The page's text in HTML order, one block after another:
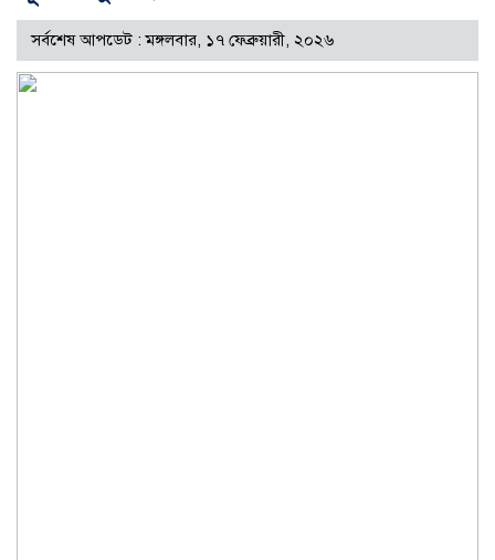
সর্বশেষ আপডেট : মঙ্গলবার, ১৭ ফেব্রুয়ারী, ২০২৬